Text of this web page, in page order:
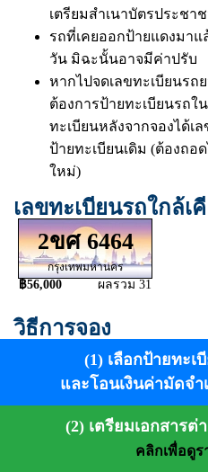
เตรียมสำเนาบัตรประชา
รถที่เคยออกป้ายแดงมาแ
วัน มิฉะนั้นอาจมีค่าปรับ
หากไปจดเลขทะเบียนรถ
ต้องการป้ายทะเบียนรถใ
ทะเบียนหลังจากจองได้เ
ป้ายทะเบียนเดิม (ต้องถอ
ใหม่)
เลขทะเบียนรถใกล้เ
2ขศ 6464
กรุงเทพมหานคร
฿56,000 ผลรวม 31
วิธีการจอง
(1) เลือกป้ายทะเ
และโอนเงินค่ามัดจำ
(2) เตรียมเอกสารต่
คลิกเพื่อดูร